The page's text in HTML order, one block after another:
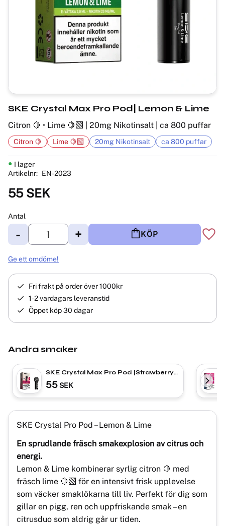
SKE Crystal Max Pro Pod| Lemon & Lime
Citron 🍋 • Lime 🍋‍🟩 | 20mg Nikotinsalt | ca 800 puffar
55SEK
Antal
+
- KÖP
I lager
Artikelnr
EN-2023
Citron 🍋 Lime 🍋‍🟩 20mg Nikotinsalt ca 800 puffar
Ge ett omdöme!
Fri frakt på order över 1000kr
1-2 vardagars leveranstid
Öppet köp 30 dagar
Andra smaker
SKE Crystal Max Pro Pod |Strawberry
Kiwi Shake
55 SEK
SKE Crystal Pro Pod – Lemon & Lime
En sprudlande fräsch smakexplosion av citrus och
energi.
Lemon & Lime kombinerar syrlig citron 🍋 med
fräsch lime 🍋‍🟩 för en intensivt frisk upplevelse
som väcker smaklökarna till liv. Perfekt för dig som
gillar en pigg, ren och uppfriskande smak – en
citrusduo som aldrig går ur tiden.